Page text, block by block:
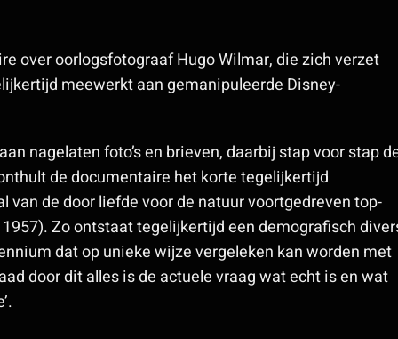
over oorlogsfotograaf Hugo Wilmar, die zich verzet
meewerkt aan gemanipuleerde Disney-
nagelaten foto’s en brieven, daarbij stap voor stap
de documentaire het korte tegelijkertijd
de door liefde voor de natuur voortgedreven top-
Zo ontstaat tegelijkertijd een demografisch
dat op unieke wijze vergeleken kan worden met
door dit alles is de actuele vraag wat echt is en wat